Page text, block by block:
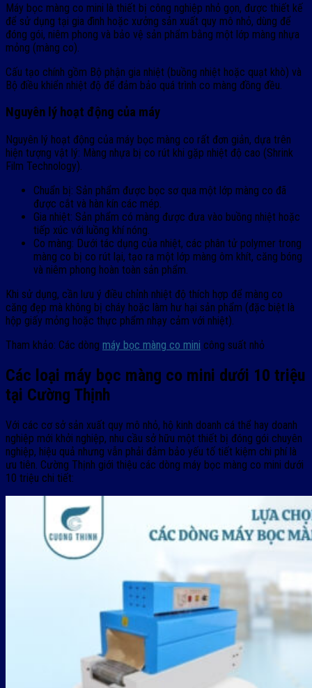
Máy bọc màng co mini là thiết bị công nghiệp nhỏ gọn, được thiết kế
để sử dụng tại gia đình hoặc xưởng sản xuất quy mô nhỏ, dùng để
đóng gói, niêm phong và bảo vệ sản phẩm bằng một lớp màng nhựa
mỏng (màng co).
Cấu tạo chính gồm Bộ phận gia nhiệt (buồng nhiệt hoặc quạt khò) và
Bộ điều khiển nhiệt độ để đảm bảo quá trình co màng đồng đều.
Nguyên lý hoạt động của máy
Nguyên lý hoạt động của máy bọc màng co rất đơn giản, dựa trên
hiện tượng vật lý: Màng nhựa bị co rút khi gặp nhiệt độ cao (Shrink
Film Technology).
Chuẩn bị: Sản phẩm được bọc sơ qua một lớp màng co đã
được cắt và hàn kín các mép.
Gia nhiệt: Sản phẩm có màng được đưa vào buồng nhiệt hoặc
tiếp xúc với luồng khí nóng.
Co màng: Dưới tác dụng của nhiệt, các phân tử polymer trong
màng co bị co rút lại, tạo ra một lớp màng ôm khít, căng bóng
và niêm phong hoàn toàn sản phẩm.
Khi sử dụng, cần lưu ý điều chỉnh nhiệt độ thích hợp để màng co
căng đẹp mà không bị cháy hoặc làm hư hại sản phẩm (đặc biệt là
hộp giấy mỏng hoặc thực phẩm nhạy cảm với nhiệt).
Tham khảo: Các dòng máy bọc màng co mini công suất nhỏ
Các loại máy bọc màng co mini dưới 10 triệu
tại Cường Thịnh
Với các cơ sở sản xuất quy mô nhỏ, hộ kinh doanh cá thể hay doanh
nghiệp mới khởi nghiệp, nhu cầu sở hữu một thiết bị đóng gói chuyên
nghiệp, hiệu quả nhưng vẫn phải đảm bảo yếu tố tiết kiệm chi phí là
ưu tiên. Cường Thịnh giới thiệu các dòng máy bọc màng co mini dưới
10 triệu chi tiết: